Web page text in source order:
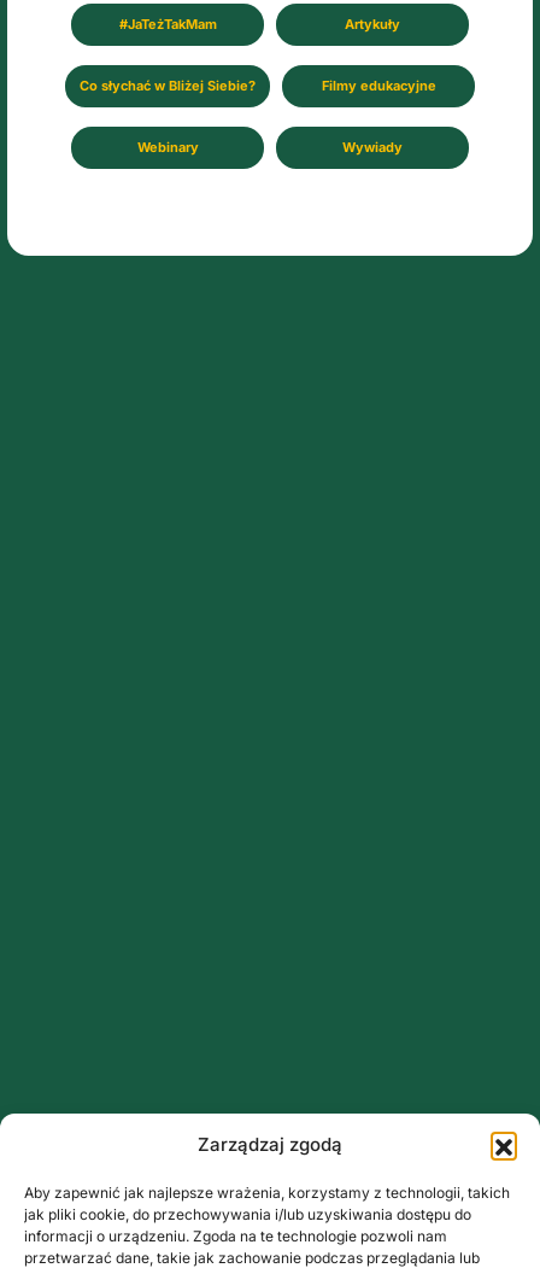
Zarządzaj zgodą
Aby zapewnić jak najlepsze wrażenia, korzystamy z technologii, takich
jak pliki cookie, do przechowywania i/lub uzyskiwania dostępu do
informacji o urządzeniu. Zgoda na te technologie pozwoli nam
przetwarzać dane, takie jak zachowanie podczas przeglądania lub
#JaTeżTakMam Artykuły
Co słychać w Bliżej Siebie? Filmy edukacyjne
Webinary Wywiady